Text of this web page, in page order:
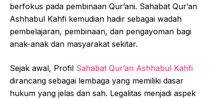
berfokus pada pembinaan Qur’ani. Sahabat Qur’an
Ashhabul Kahfi kemudian hadir sebagai wadah
pembelajaran, pembinaan, dan pengayoman bagi
anak-anak dan masyarakat sekitar.
Sejak awal, Profil Sahabat Qur’an Ashhabul Kahfi
dirancang sebagai lembaga yang memiliki dasar
hukum yang jelas dan sah. Legalitas menjadi aspek